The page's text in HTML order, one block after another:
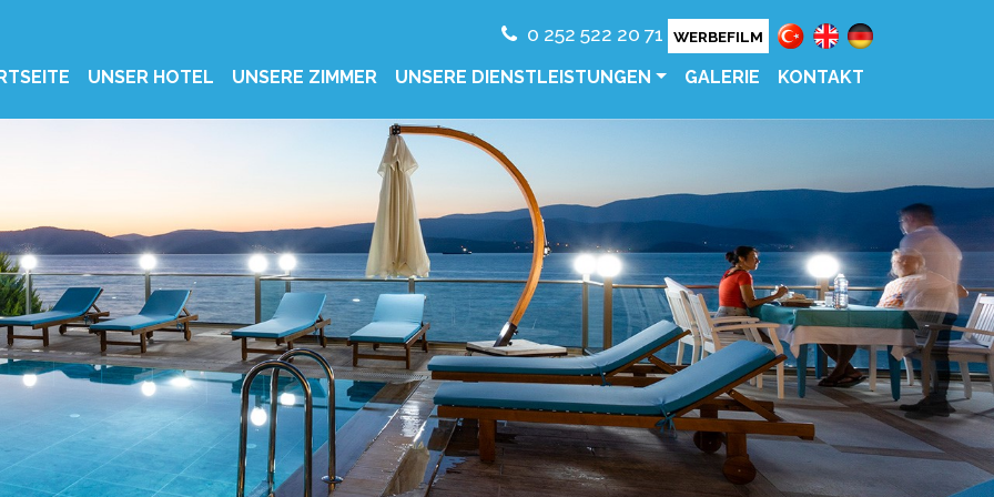
0 252 522 20 71 WERBEFILM
UNSER HOTEL UNSERE ZIMMER UNSERE DIENSTLEISTUNGEN GALERIE KONTAKT